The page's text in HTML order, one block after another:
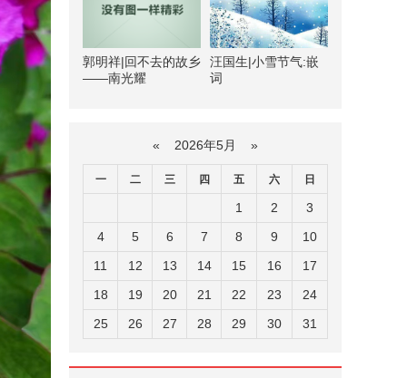
郭明祥|回不去的故乡
——南光耀
汪国生|小雪节气:嵌
词
« 2026年5月 »
一 二 三 四 五 六 日
1 2
3
4
5 6 7 8 9
10
11
12 13 14 15 16
17
18
19 20 21 22 23
24
25
26 27 28 29 30 31